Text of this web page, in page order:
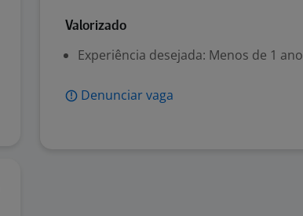
Valorizado
Experiência desejada: Menos de 1 ano
Denunciar vaga